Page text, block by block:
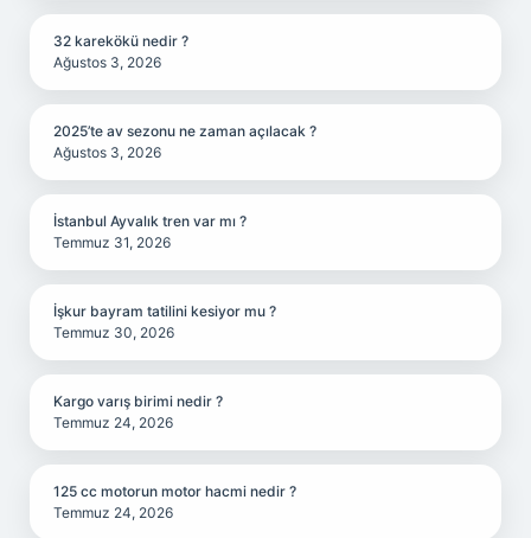
32 karekökü nedir ?
Ağustos 3, 2026
2025’te av sezonu ne zaman açılacak ?
Ağustos 3, 2026
İstanbul Ayvalık tren var mı ?
Temmuz 31, 2026
İşkur bayram tatilini kesiyor mu ?
Temmuz 30, 2026
Kargo varış birimi nedir ?
Temmuz 24, 2026
125 cc motorun motor hacmi nedir ?
Temmuz 24, 2026